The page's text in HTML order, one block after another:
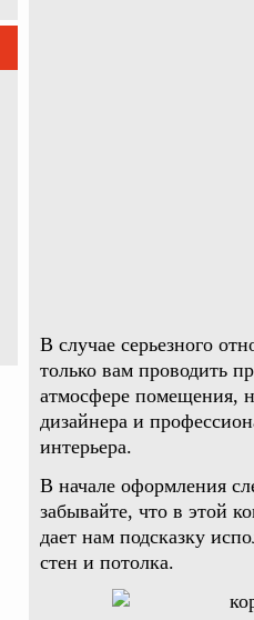
В случае серьезного
только вам проводить
атмосфере помещения,
дизайнера и
интерьера.
В начале оформления
забывайте, что в этой
дает нам подсказку
стен и потолка.